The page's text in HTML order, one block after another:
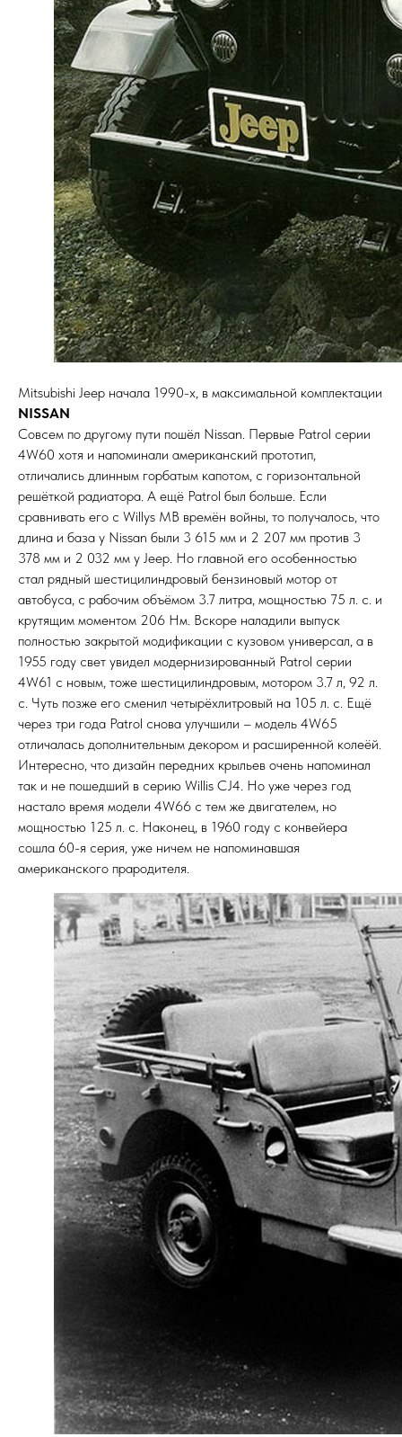
Mitsubishi Jeep начала 1990-х, в максимальной комплектации
NISSAN
Совсем по другому пути пошёл Nissan. Первые Patrol серии
4W60 хотя и напоминали американский прототип,
отличались длинным горбатым капотом, с горизонтальной
решёткой радиатора. А ещё Patrol был больше. Если
сравнивать его с Willys MB времён войны, то получалось, что
длина и база у Nissan были 3 615 мм и 2 207 мм против 3
378 мм и 2 032 мм у Jeep. Но главной его особенностью
стал рядный шестицилиндровый бензиновый мотор от
автобуса, с рабочим объёмом 3.7 литра, мощностью 75 л. с. и
крутящим моментом 206 Нм. Вскоре наладили выпуск
полностью закрытой модификации с кузовом универсал, а в
1955 году свет увидел модернизированный Patrol серии
4W61 с новым, тоже шестицилиндровым, мотором 3.7 л, 92 л.
с. Чуть позже его сменил четырёхлитровый на 105 л. с. Ещё
через три года Patrol снова улучшили – модель 4W65
отличалась дополнительным декором и расширенной колеёй.
Интересно, что дизайн передних крыльев очень напоминал
так и не пошедший в серию Willis CJ4. Но уже через год
настало время модели 4W66 с тем же двигателем, но
мощностью 125 л. с. Наконец, в 1960 году с конвейера
сошла 60-я серия, уже ничем не напоминавшая
американского прародителя.